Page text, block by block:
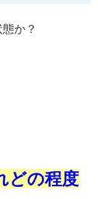
か？
どの程度